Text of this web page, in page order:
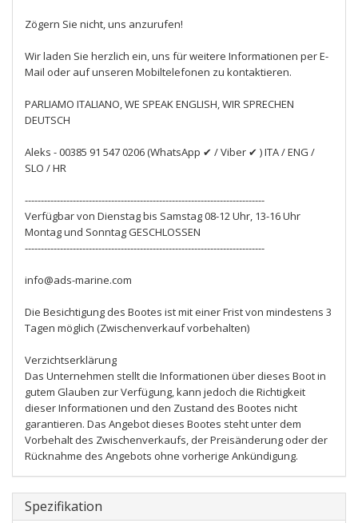
Zögern Sie nicht, uns anzurufen!
Wir laden Sie herzlich ein, uns für weitere Informationen per E-
Mail oder auf unseren Mobiltelefonen zu kontaktieren.
PARLIAMO ITALIANO, WE SPEAK ENGLISH, WIR SPRECHEN
DEUTSCH
Aleks - 00385 91 547 0206 (WhatsApp ✔ / Viber ✔ ) ITA / ENG /
SLO / HR
---------------------------------------------------------------------------
Verfügbar von Dienstag bis Samstag 08-12 Uhr, 13-16 Uhr
Montag und Sonntag GESCHLOSSEN
---------------------------------------------------------------------------
info@ads-marine.com
Die Besichtigung des Bootes ist mit einer Frist von mindestens 3
Tagen möglich (Zwischenverkauf vorbehalten)
Verzichtserklärung
Das Unternehmen stellt die Informationen über dieses Boot in
gutem Glauben zur Verfügung, kann jedoch die Richtigkeit
dieser Informationen und den Zustand des Bootes nicht
garantieren. Das Angebot dieses Bootes steht unter dem
Vorbehalt des Zwischenverkaufs, der Preisänderung oder der
Rücknahme des Angebots ohne vorherige Ankündigung.
Spezifikation